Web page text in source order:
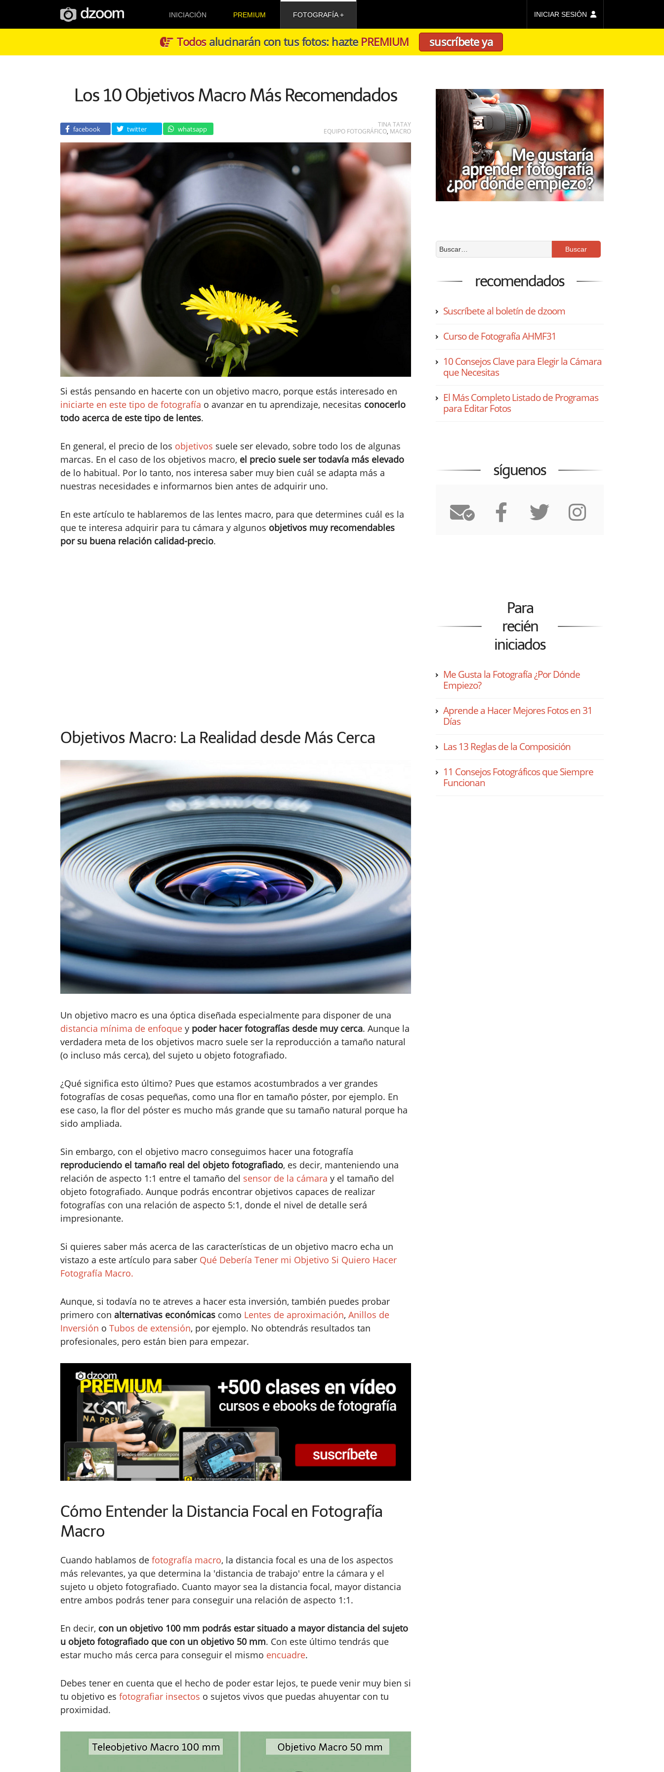
INICIACIÓN PREMIUM FOTOGRAFÍA INICIAR SESIÓN
Todosalucinarán con tus fotos: hazte PREMIUM suscríbete ya
Los 10 Objetivos Macro Más Recomendados
facebook twitter whatsapp
TINA TATAY
EQUIPO FOTOGRÁFICO, MACRO
Si estás pensando en hacerte con un objetivo macro, porque estás interesado en
iniciarte en este tipo de fotografía o avanzar en tu aprendizaje, necesitas conocerlo
todo acerca de este tipo de lentes.
En general, el precio de los objetivos suele ser elevado, sobre todo los de algunas
marcas. En el caso de los objetivos macro, el precio suele ser todavía más elevado
de lo habitual. Por lo tanto, nos interesa saber muy bien cuál se adapta más a
nuestras necesidades e informarnos bien antes de adquirir uno.
En este artículo te hablaremos de las lentes macro, para que determines cuál es la
que te interesa adquirir para tu cámara y algunos objetivos muy recomendables
por su buena relación calidad-precio.
Objetivos Macro: La Realidad desde Más Cerca
Un objetivo macro es una óptica diseñada especialmente para disponer de una
distancia mínima de enfoque y poder hacer fotografías desde muy cerca. Aunque la
verdadera meta de los objetivos macro suele ser la reproducción a tamaño natural
(o incluso más cerca), del sujeto u objeto fotografiado.
¿Qué significa esto último? Pues que estamos acostumbrados a ver grandes
fotografías de cosas pequeñas, como una flor en tamaño póster, por ejemplo. En
ese caso, la flor del póster es mucho más grande que su tamaño natural porque ha
sido ampliada.
Sin embargo, con el objetivo macro conseguimos hacer una fotografía
reproduciendo el tamaño real del objeto fotografiado, es decir, manteniendo una
relación de aspecto 1:1 entre el tamaño del sensor de la cámara y el tamaño del
objeto fotografiado. Aunque podrás encontrar objetivos capaces de realizar
fotografías con una relación de aspecto 5:1, donde el nivel de detalle será
impresionante.
Si quieres saber más acerca de las características de un objetivo macro echa un
vistazo a este artículo para saber Qué Debería Tener mi Objetivo Si Quiero Hacer
Fotografía Macro.
Aunque, si todavía no te atreves a hacer esta inversión, también puedes probar
primero con alternativas económicas como Lentes de aproximación, Anillos de
Inversión o Tubos de extensión, por ejemplo. No obtendrás resultados tan
profesionales, pero están bien para empezar.
Cómo Entender la Distancia Focal en Fotografía
Macro
Cuando hablamos de fotografía macro, la distancia focal es una de los aspectos
más relevantes, ya que determina la 'distancia de trabajo' entre la cámara y el
sujeto u objeto fotografiado. Cuanto mayor sea la distancia focal, mayor distancia
entre ambos podrás tener para conseguir una relación de aspecto 1:1.
En decir, con un objetivo 100 mm podrás estar situado a mayor distancia del sujeto
u objeto fotografiado que con un objetivo 50 mm. Con este último tendrás que
estar mucho más cerca para conseguir el mismo encuadre.
Debes tener en cuenta que el hecho de poder estar lejos, te puede venir muy bien si
tu objetivo es fotografiar insectos o sujetos vivos que puedas ahuyentar con tu
proximidad.
recomendados
Suscríbete al boletín de dzoom
Curso de Fotografía AHMF31
10 Consejos Clave para Elegir la Cámara
que Necesitas
El Más Completo Listado de Programas
para Editar Fotos
síguenos
Para
recién
iniciados
Me Gusta la Fotografía ¿Por Dónde
Empiezo?
Aprende a Hacer Mejores Fotos en 31
Días
Las 13 Reglas de la Composición
11 Consejos Fotográficos que Siempre
Funcionan